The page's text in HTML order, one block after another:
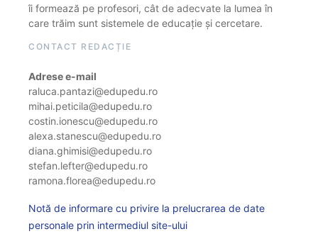
îi formează pe profesori, cât de adecvate la lumea în
care trăim sunt sistemele de educație și cercetare.
CONTACT REDACȚIE
Adrese e-mail
raluca.pantazi@edupedu.ro
mihai.peticila@edupedu.ro
costin.ionescu@edupedu.ro
alexa.stanescu@edupedu.ro
diana.ghimisi@edupedu.ro
stefan.lefter@edupedu.ro
ramona.florea@edupedu.ro
Notă de informare cu privire la prelucrarea de date
personale prin intermediul site-ului